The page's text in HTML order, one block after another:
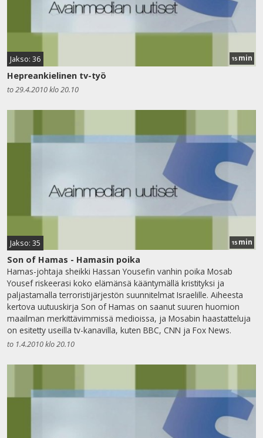
Jakso: 36 15 min
Hepreankielinen tv-työ
to 29.4.2010 klo 20.10
Jakso: 35 15 min
Son of Hamas - Hamasin poika
Hamas-johtaja sheikki Hassan Yousefin vanhin poika Mosab
Yousef riskeerasi koko elämänsä kääntymällä kristityksi ja
paljastamalla terroristijärjestön suunnitelmat Israelille. Aiheesta
kertova uutuuskirja Son of Hamas on saanut suuren huomion
maailman merkittävimmissä medioissa, ja Mosabin haastatteluja
on esitetty useilla tv-kanavilla, kuten BBC, CNN ja Fox News.
to 1.4.2010 klo 20.10